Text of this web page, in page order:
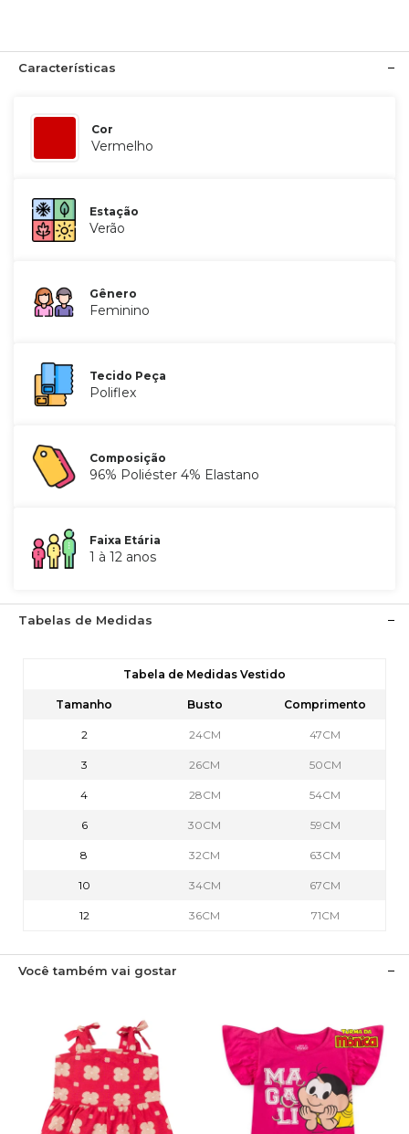
Características
Cor
Vermelho
Estação
Verão
Gênero
Feminino
Tecido Peça
Poliflex
Composição
96% Poliéster 4% Elastano
Faixa Etária
1 à 12 anos
Tabelas de Medidas
Tabela de Medidas Vestido
Tamanho Busto Comprimento
2 24CM 47CM
3 26CM 50CM
4 28CM 54CM
6 30CM 59CM
8 32CM 63CM
10 34CM 67CM
12 36CM 71CM
Você também vai gostar